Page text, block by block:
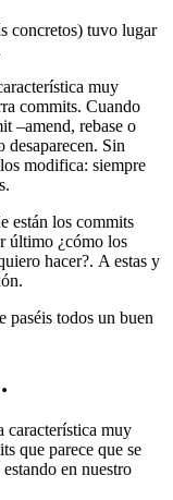
concretos) tuvo lugar
muy
commits. Cuando
–amend, rebase o
desaparecen. Sin
modifica: siempre
están los commits
último ¿cómo los
hacer?. A estas y
paséis todos un buen
característica muy
que parece que se
en nuestro